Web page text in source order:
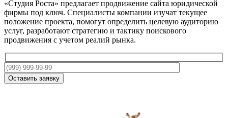
«Студия Роста» предлагает продвижение сайта юридической
фирмы под ключ. Специалисты компании изучат текущее
положение проекта, помогут определить целевую аудиторию
услуг, разработают стратегию и тактику поискового
продвижения с учетом реалий рынка.
Оставить заявку